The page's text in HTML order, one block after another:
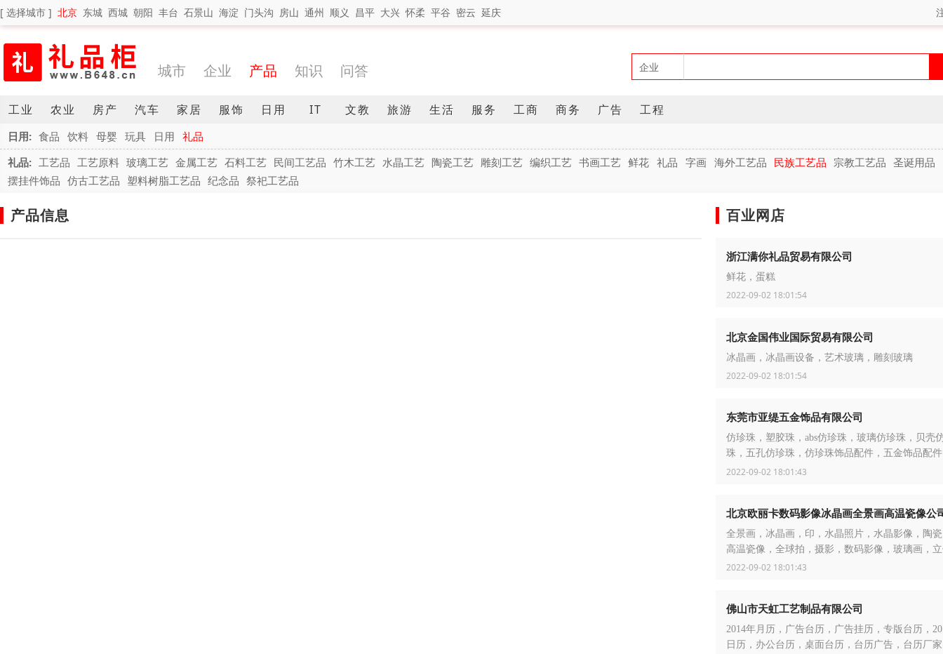
[ 选择城市 ] 北京 东城 西城 朝阳 丰台 石景山 海淀 门头沟 房山 通州 顺义 昌平 大兴 怀柔 平谷 密云 延庆
城市 企业 产品 知识 问答
工业 农业 房产 汽车 家居 服饰 日用 IT 文教 旅游 生活 服务 工商 商务 广告 工程
日用: 食品 饮料 母婴 玩具 日用 礼品
礼品: 工艺品 工艺原料 玻璃工艺 金属工艺 石料工艺 民间工艺品 竹木工艺 水晶工艺 陶瓷工艺 雕刻工艺 编织工艺 书画工艺 鲜花 礼品 字画 海外工艺品 民族工艺品 宗教工艺品 圣诞用品
摆挂件饰品 仿古工艺品 塑料树脂工艺品 纪念品 祭祀工艺品
产品信息 百业网店
浙江满你礼品贸易有限公司
鲜花，蛋糕
2022-09-02 18:01:54
北京金国伟业国际贸易有限公司
冰晶画，冰晶画设备，艺术玻璃，雕刻玻璃
2022-09-02 18:01:54
东莞市亚缇五金饰品有限公司
仿珍珠，塑胶珠，abs仿珍珠，玻璃仿珍珠，贝壳
珠，五孔仿珍珠，仿珍珠饰品配件，五金饰品配
子，diy饰品，diy珠
2022-09-02 18:01:43
北京欧丽卡数码影像冰晶画全景画高温瓷像公
全景画，冰晶画，印，水晶照片，水晶影像，陶
高温瓷像，全球拍，摄影，数码影像，玻璃画，
2022-09-02 18:01:43
佛山市天虹工艺制品有限公司
2014年月历，广告台历，广告挂历，专版台历，
日历，办公台历，桌面台历，台历广告，台历厂